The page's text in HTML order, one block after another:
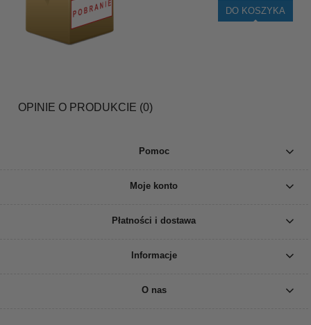
DO KOSZYKA
OPINIE O PRODUKCIE (0)
Pomoc
Moje konto
Płatności i dostawa
Informacje
O nas